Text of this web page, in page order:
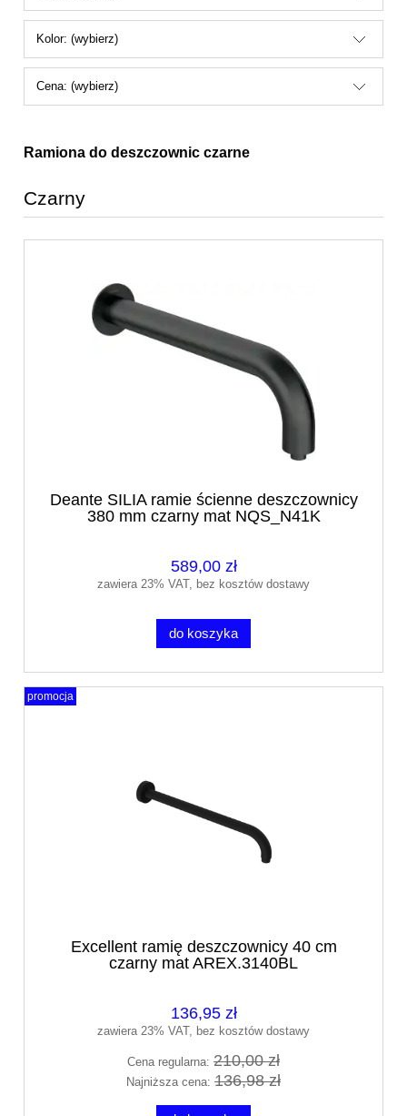
Kolor: (wybierz)
Cena: (wybierz)
Ramiona do deszczownic czarne
Czarny
Deante SILIA ramie ścienne deszczownicy
380 mm czarny mat NQS_N41K
589,00 zł
zawiera 23% VAT, bez kosztów dostawy
do koszyka
Excellent ramię deszczownicy 40 cm
czarny mat AREX.3140BL
136,95 zł
zawiera 23% VAT, bez kosztów dostawy
Cena regularna: 210,00 zł
Najniższa cena: 136,98 zł
promocja